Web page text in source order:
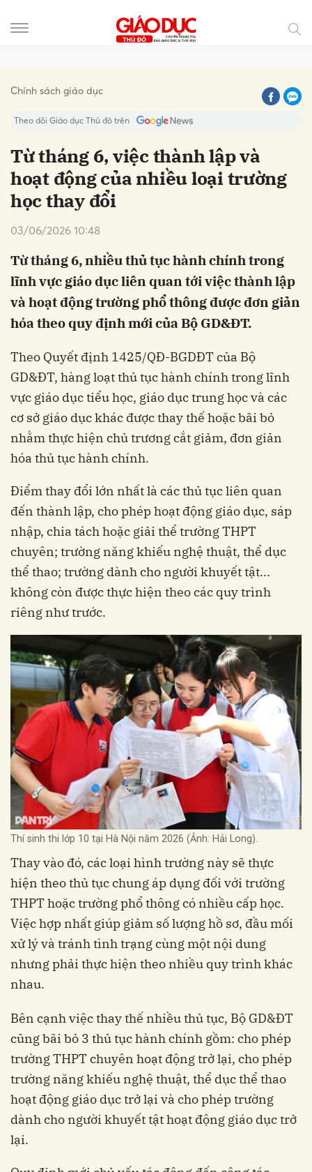
Chính sách giáo dục
Theo dõi Giáo dục Thủ đô trên
Từ tháng 6, việc thành lập và
hoạt động của nhiều loại trường
học thay đổi
03/06/2026 10:48
Từ tháng 6, nhiều thủ tục hành chính trong
lĩnh vực giáo dục liên quan tới việc thành lập
và hoạt động trường phổ thông được đơn giản
hóa theo quy định mới của Bộ GD&ĐT.
Theo Quyết định 1425/QĐ-BGDĐT của Bộ
GD&ĐT, hàng loạt thủ tục hành chính trong lĩnh
vực giáo dục tiểu học, giáo dục trung học và các
cơ sở giáo dục khác được thay thế hoặc bãi bỏ
nhằm thực hiện chủ trương cắt giảm, đơn giản
hóa thủ tục hành chính.
Điểm thay đổi lớn nhất là các thủ tục liên quan
đến thành lập, cho phép hoạt động giáo dục, sáp
nhập, chia tách hoặc giải thể trường THPT
chuyên; trường năng khiếu nghệ thuật, thể dục
thể thao; trường dành cho người khuyết tật...
không còn được thực hiện theo các quy trình
riêng như trước.
Thí sinh thi lớp 10 tại Hà Nội năm 2026 (Ảnh: Hải Long).
Thay vào đó, các loại hình trường này sẽ thực
hiện theo thủ tục chung áp dụng đối với trường
THPT hoặc trường phổ thông có nhiều cấp học.
Việc hợp nhất giúp giảm số lượng hồ sơ, đầu mối
xử lý và tránh tình trạng cùng một nội dung
nhưng phải thực hiện theo nhiều quy trình khác
nhau.
Bên cạnh việc thay thế nhiều thủ tục, Bộ GD&ĐT
cũng bãi bỏ 3 thủ tục hành chính gồm: cho phép
trường THPT chuyên hoạt động trở lại, cho phép
trường năng khiếu nghệ thuật, thể dục thể thao
hoạt động giáo dục trở lại và cho phép trường
dành cho người khuyết tật hoạt động giáo dục trở
lại.
Hủy Gửi